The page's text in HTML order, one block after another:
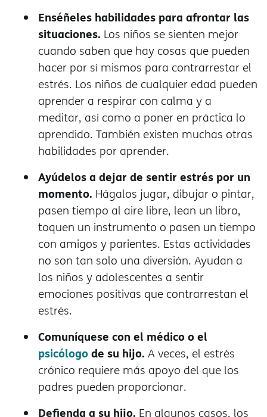
Enséñeles habilidades para afrontar las
situaciones. Los niños se sienten mejor
cuando saben que hay cosas que pueden
hacer por sí mismos para contrarrestar el
estrés. Los niños de cualquier edad pueden
aprender a respirar con calma y a
meditar, así como a poner en práctica lo
aprendido. También existen muchas otras
habilidades por aprender.
Ayúdelos a dejar de sentir estrés por un
momento. Hágalos jugar, dibujar o pintar,
pasen tiempo al aire libre, lean un libro,
toquen un instrumento o pasen un tiempo
con amigos y parientes. Estas actividades
no son tan solo una diversión. Ayudan a
los niños y adolescentes a sentir
emociones positivas que contrarrestan el
estrés.
Comuníquese con el médico o el
psicólogode su hijo. A veces, el estrés
crónico requiere más apoyo del que los
padres pueden proporcionar.
Defienda a su hijo. En algunos casos, los